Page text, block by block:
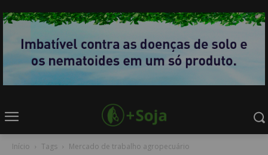
Início Tags Mercado de trabalho agropecuário